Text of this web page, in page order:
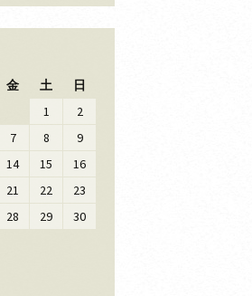
金 土 日
1
2
7 8
9
14 15
16
21 22
23
28 29
30